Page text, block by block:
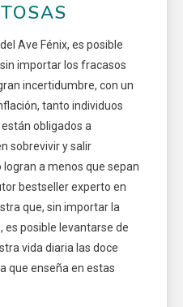
Ave Fénix, es posible
importar los fracasos
incertidumbre, con un
tanto individuos
obligados a
sobrevivir y salir
a menos que sepan
bestseller experto en
que, sin importar la
es posible levantarse de
vida diaria las doce
que enseña en estas